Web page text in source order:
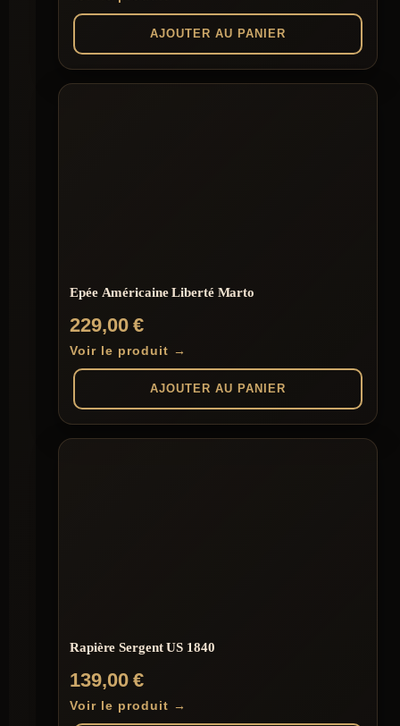
AJOUTER AU PANIER
Epée Américaine Liberté Marto
229,00€
Voir le produit →
AJOUTER AU PANIER
Rapière Sergent US 1840
139,00€
Voir le produit →